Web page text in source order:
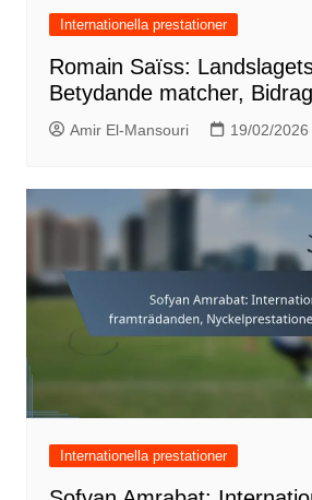
Internationella prestationer
Romain Saïss:
Betydande matcher, Bidrag
Amir El-Mansouri 19/02/2026
Internationella prestationer